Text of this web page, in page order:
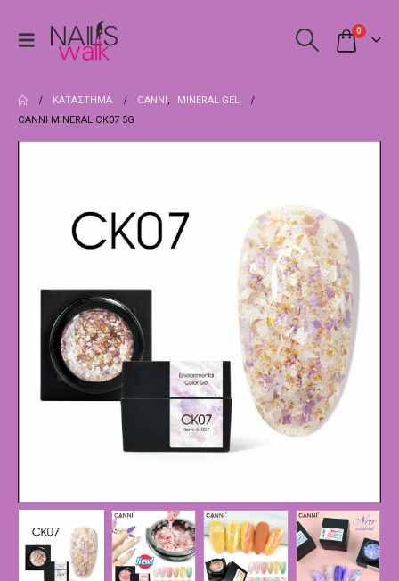
0
ΚΑΤΆΣΤΗΜΑ CANNI,
MINERAL GEL
CANNI MINERAL CK07 5G